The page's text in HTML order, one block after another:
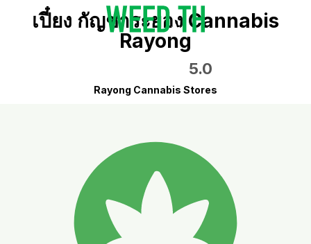
เปี๋ยง กัญชาระยอง Cannabis
Rayong
5.0
Rayong Cannabis Stores